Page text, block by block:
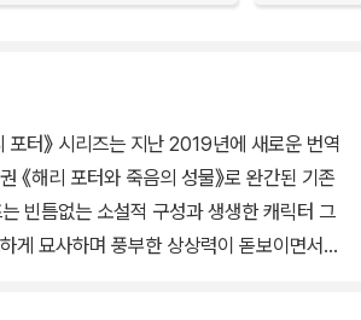
포터》 시리즈는 지난 2019년에 새로운 번역
《해리 포터와 죽음의 성물》로 완간된 기존
는 빈틈없는 소설적 구성과 생생한 캐릭터 그
게 묘사하며 풍부한 상상력이 돋보이면서도